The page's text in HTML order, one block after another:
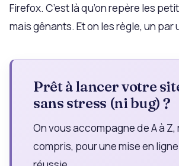
Firefox. C’est là qu’on repère les
mais gênants. Et on les règle, un par
Prêt à lancer votre
sans stress (ni bug) ?
On vous accompagne de A à
compris, pour une mise en